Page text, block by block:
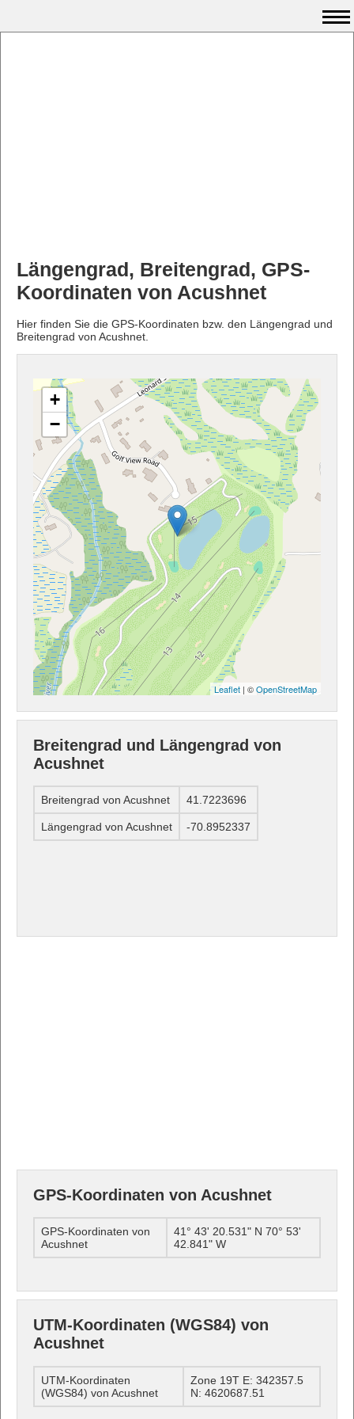
Längengrad, Breitengrad, GPS-
Koordinaten von Acushnet
Hier finden Sie die GPS-Koordinaten bzw. den Längengrad und
Breitengrad von Acushnet.
+
−
Leaflet | ©OpenStreetMap
Breitengrad und Längengrad von
Acushnet
Breitengrad von Acushnet 41.7223696
Längengrad von Acushnet -70.8952337
GPS-Koordinaten von Acushnet
GPS-Koordinaten von
Acushnet
41° 43' 20.531" N 70° 53'
42.841" W
UTM-Koordinaten (WGS84) von
Acushnet
UTM-Koordinaten
(WGS84) von Acushnet
Zone 19T E: 342357.5
N: 4620687.51